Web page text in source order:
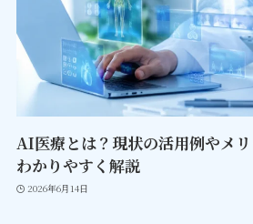
AI医療とは？現状の活用例やメ
わかりやすく解説
2026年6月14日